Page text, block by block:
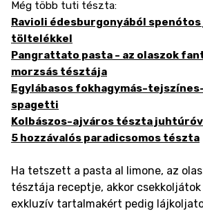
Még több tuti tészta:
Ravioli édesburgonyából
töltelékkel
Pangrattato pasta - az olaszok
morzsás tésztája
Egylábasos fokhagymás-
spagetti
Kolbászos-ajváros tészta
5 hozzávalós paradicsomos tészta
Ha tetszett a pasta al limone, az
tésztája receptje, akkor csekkoljátok
exkluzív tartalmakért pedig